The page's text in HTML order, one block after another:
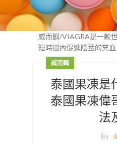
威而鋼/VIAGRA是一款
短時間內促進陰莖的充
威而鋼
泰國果凍是
泰國果凍偉
法
By